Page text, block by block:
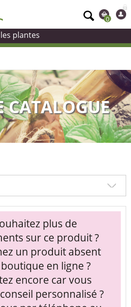
0
plantes
CATALOGUE
plus de
sur ce produit ?
un produit absent
en ligne ?
encore car vous
personnalisé ?